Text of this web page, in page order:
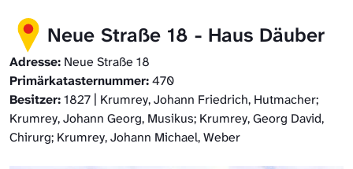
Neue Straße 18 - Haus Däuber
Adresse: Neue Straße 18
Primärkatasternummer:470
Besitzer:1827 | Krumrey, Johann Friedrich, Hutmacher;
Krumrey, Johann Georg, Musikus; Krumrey, Georg David,
Chirurg; Krumrey, Johann Michael, Weber
Digitale Nachschlagewerke